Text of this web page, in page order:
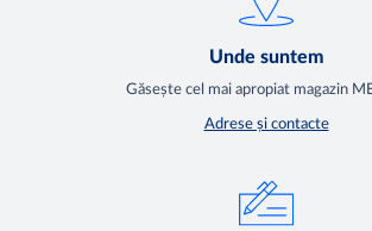
Unde suntem
Găsește cel mai apropiat magazin
Adrese și contacte